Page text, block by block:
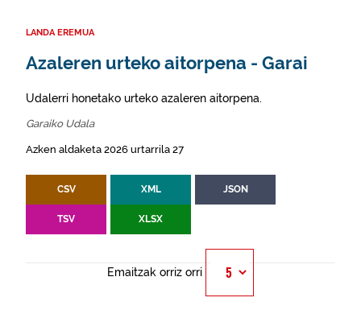
LANDA EREMUA
Azaleren urteko aitorpena - Garai
Udalerri honetako urteko azaleren aitorpena.
Garaiko Udala
Azken aldaketa 2026 urtarrila 27
CSV XML JSON
TSV XLSX
Emaitzak orriz orri